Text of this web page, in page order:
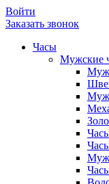
Войти
Заказать звонок
Часы
Мужские